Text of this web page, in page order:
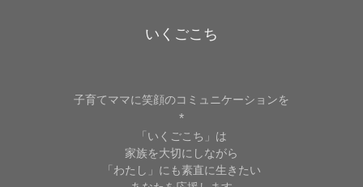
いくごこち
子育てママに笑顔のコミュニケーションを
*
「いくごこち」は
家族を大切にしながら
「わたし」にも素直に生きたい